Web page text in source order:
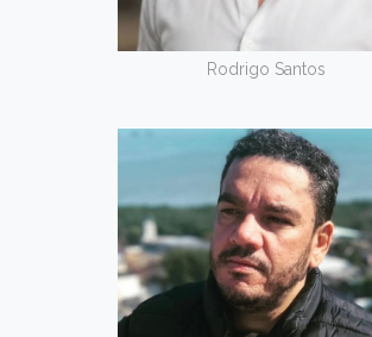
Rodrigo Santos